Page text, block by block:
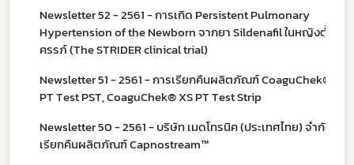
Newsletter 52 - 2561 - การเกิด Persistent Pulmonary
Hypertension of the Newborn จากยา Sildenafil ในหญิงตั้ง
ครรภ์ (The STRIDER clinical trial)
Newsletter 51 - 2561 - การเรียกคืนผลิตภัณฑ์ CoaguChek® XS
PT Test PST, CoaguChek® XS PT Test Strip
Newsletter 50 - 2561 - บริษัท เมดโทรนิค (ประเทศไทย) จำกัด
เรียกคืนผลิตภัณฑ์ Capnostream™